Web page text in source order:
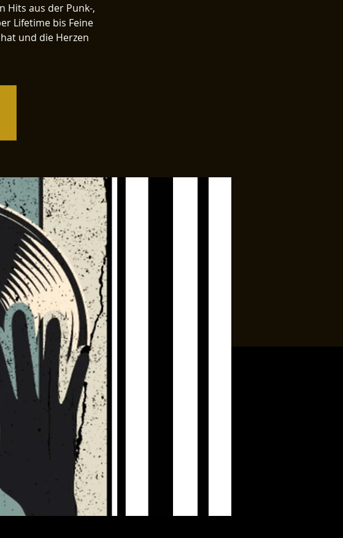
Hits aus der Punk-,
Lifetime bis Feine
und die Herzen